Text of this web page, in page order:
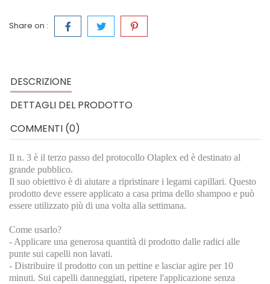
Share on :
DESCRIZIONE
DETTAGLI DEL PRODOTTO
COMMENTI (0)
Il n. 3 è il terzo passo del protocollo Olaplex ed è destinato al
grande pubblico.
Il suo obiettivo è di aiutare a ripristinare i legami capillari. Questo
prodotto deve essere applicato a casa prima dello shampoo e può
essere utilizzato più di una volta alla settimana.
Come usarlo?
- Applicare una generosa quantità di prodotto dalle radici alle
punte sui capelli non lavati.
- Distribuire il prodotto con un pettine e lasciar agire per 10
minuti. Sui capelli danneggiati, ripetere l'applicazione senza